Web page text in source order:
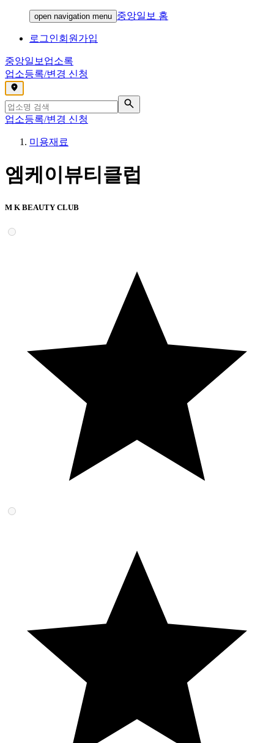
open navigation menu 중앙일보 홈
로그인회원가입
중앙일보 업소록
업소등록/변경 신청
,
업소등록/변경 신청
미용재료
엠케이뷰티클럽
M K BEAUTY CLUB